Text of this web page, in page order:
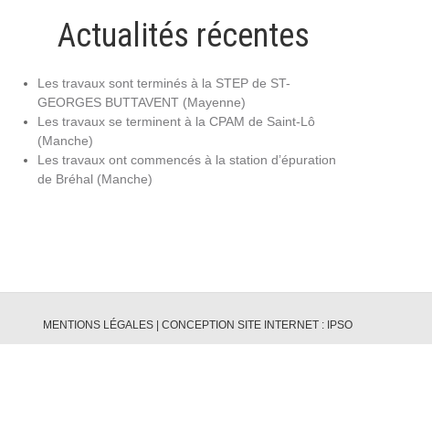
Actualités récentes
Les travaux sont terminés à la STEP de ST-
GEORGES BUTTAVENT (Mayenne)
Les travaux se terminent à la CPAM de Saint-Lô
(Manche)
Les travaux ont commencés à la station d’épuration
de Bréhal (Manche)
MENTIONS LÉGALES | CONCEPTION SITE INTERNET : IPSO